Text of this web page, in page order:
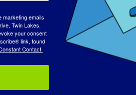
qui in Argentina, faccio parte
agli altri.
marketing emails
Twin Lakes,
your consent
link, found
Contact.